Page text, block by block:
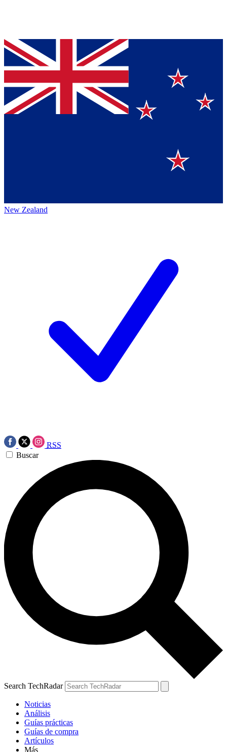
New Zealand
RSS
Buscar
Search TechRadar
Noticias
Análisis
Guías prácticas
Guías de compra
Artículos
Más